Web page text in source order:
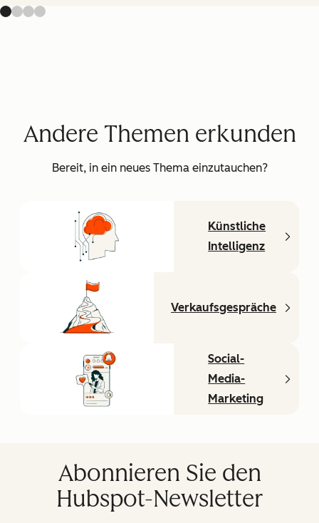
Andere Themen erkunden
Bereit, in ein neues Thema einzutauchen?
Künstliche
Intelligenz
Verkaufsgespräche
Social-
Media-
Marketing
Abonnieren Sie den
Hubspot-Newsletter